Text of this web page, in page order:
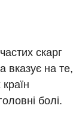
скарг
вказує на те,
болі.